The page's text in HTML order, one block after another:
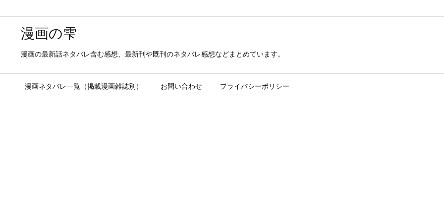
漫画の雫
漫画の最新話ネタバレ含む感想、最新刊や既刊のネタバレ感想などまとめています。
漫画ネタバレ一覧（掲載漫画雑誌別） お問い合わせ プライバシーポリシー